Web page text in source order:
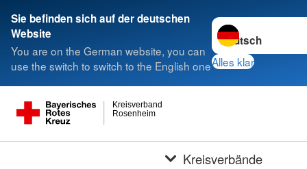
Sie befinden sich auf der deutschen
Website
You are on the German website, you can
use the switch to switch to the English one
Sprache wechseln
Alles klar
Rosenheim
Kreisverband
Kreisverbände